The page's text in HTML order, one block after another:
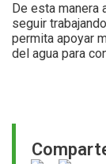
De esta
seguir
permita apoyar
del agua para